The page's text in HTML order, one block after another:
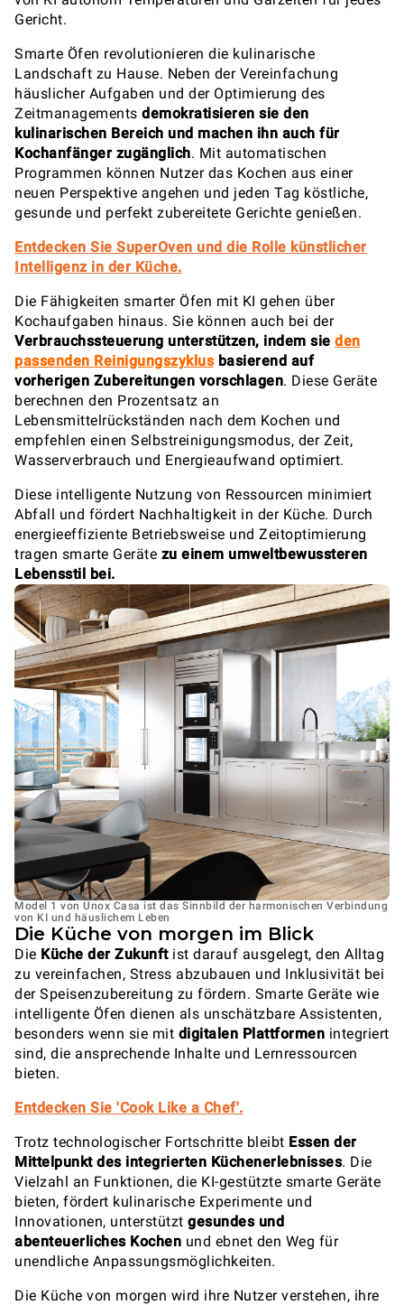
Gericht.
Smarte Öfen revolutionieren die kulinarische
Landschaft zu Hause. Neben der Vereinfachung
häuslicher Aufgaben und der Optimierung des
Zeitmanagements demokratisieren sie den
kulinarischen Bereich und machen ihn auch für
Kochanfänger zugänglich. Mit automatischen
Programmen können Nutzer das Kochen aus einer
neuen Perspektive angehen und jeden Tag köstliche,
gesunde und perfekt zubereitete Gerichte genießen.
Entdecken Sie SuperOven und die Rolle künstlicher
Intelligenz in der Küche.
Die Fähigkeiten smarter Öfen mit KI gehen über
Kochaufgaben hinaus. Sie können auch bei der
Verbrauchssteuerung unterstützen, indem sie den
passenden Reinigungszyklusbasierend auf
vorherigen Zubereitungen vorschlagen. Diese Geräte
berechnen den Prozentsatz an
Lebensmittelrückständen nach dem Kochen und
empfehlen einen Selbstreinigungsmodus, der Zeit,
Wasserverbrauch und Energieaufwand optimiert.
Diese intelligente Nutzung von Ressourcen minimiert
Abfall und fördert Nachhaltigkeit in der Küche. Durch
energieeffiziente Betriebsweise und Zeitoptimierung
tragen smarte Geräte zu einem umweltbewussteren
Lebensstil bei.
Model 1 von Unox Casa ist das Sinnbild der harmonischen Verbindung
von KI und häuslichem Leben
Die Küche von morgen im Blick
Die Küche der Zukunftist darauf ausgelegt, den Alltag
zu vereinfachen, Stress abzubauen und Inklusivität bei
der Speisenzubereitung zu fördern. Smarte Geräte wie
intelligente Öfen dienen als unschätzbare Assistenten,
besonders wenn sie mit digitalen Plattformen integriert
sind, die ansprechende Inhalte und Lernressourcen
bieten.
Entdecken Sie 'Cook Like a Chef'.
Trotz technologischer Fortschritte bleibt Essen der
Mittelpunkt des integrierten Küchenerlebnisses. Die
Vielzahl an Funktionen, die KI-gestützte smarte Geräte
bieten, fördert kulinarische Experimente und
Innovationen, unterstützt gesundes und
abenteuerliches Kochen und ebnet den Weg für
unendliche Anpassungsmöglichkeiten.
Die Küche von morgen wird ihre Nutzer verstehen, ihre